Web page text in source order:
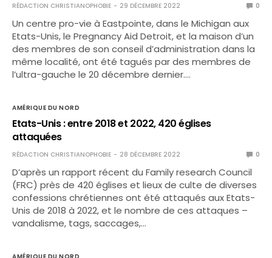
RÉDACTION CHRISTIANOPHOBIE 29 DÉCEMBRE 2022 0
Un centre pro-vie à Eastpointe, dans le Michigan aux
Etats-Unis, le Pregnancy Aid Detroit, et la maison d’un
des membres de son conseil d’administration dans la
même localité, ont été tagués par des membres de
l’ultra-gauche le 20 décembre dernier.…
AMÉRIQUE DU NORD
Etats-Unis : entre 2018 et 2022, 420 églises
attaquées
RÉDACTION CHRISTIANOPHOBIE 28 DÉCEMBRE 2022 0
D’après un rapport récent du Family research Council
(FRC) près de 420 églises et lieux de culte de diverses
confessions chrétiennes ont été attaqués aux Etats-
Unis de 2018 à 2022, et le nombre de ces attaques –
vandalisme, tags, saccages,…